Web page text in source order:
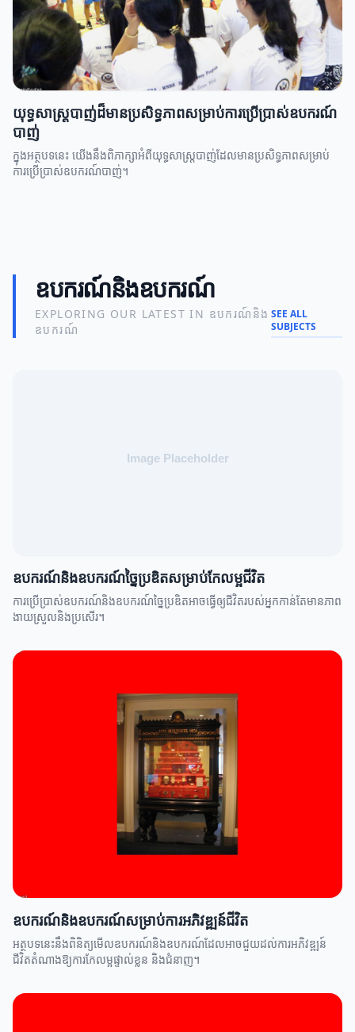
យុទ្ធសាស្ត្របាញ់ដ៏មានប្រសិទ្ធភាពសម្រាប់ការប្រើប្រាស់ឧបករណ៍
បាញ់
ក្នុងអត្ថបទនេះ យើងនឹងពិភាក្សាអំពីយុទ្ធសាស្ត្របាញ់ដែលមានប្រសិទ្ធភាពសម្រាប់
ការប្រើប្រាស់ឧបករណ៍បាញ់។
ឧបករណ៍និងឧបករណ៍
EXPLORING OUR LATEST IN ឧបករណ៍និង
ឧបករណ៍
SEE ALL
SUBJECTS
ឧបករណ៍និងឧបករណ៍ច្នៃប្រឌិតសម្រាប់កែលម្អជីវិត
ការប្រើប្រាស់ឧបករណ៍និងឧបករណ៍ច្នៃប្រឌិតអាចធ្វើឲ្យជីវិតរបស់អ្នកកាន់តែមានភាព
ងាយស្រួលនិងប្រសើរ។
ឧបករណ៍និងឧបករណ៍សម្រាប់ការអភិវឌ្ឍន៍ជីវិត
អត្ថបទនេះនឹងពិនិត្យមើលឧបករណ៍និងឧបករណ៍ដែលអាចជួយដល់ការអភិវឌ្ឍន៍
ជីវិតតំណាងឱ្យការកែលម្អផ្ទាល់ខ្លួន និងជំនាញ។